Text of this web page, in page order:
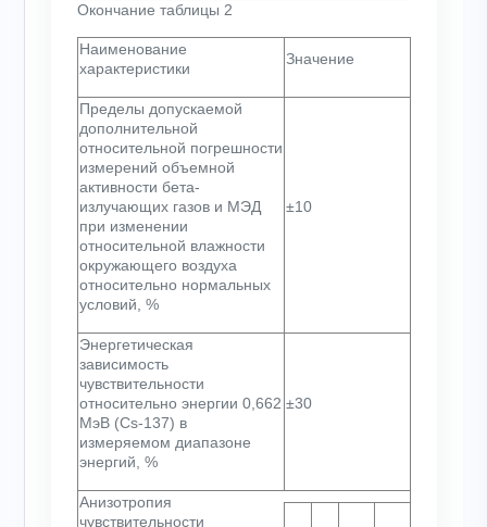
Окончание таблицы 2
Наименование
характеристики
Значение
Пределы допускаемой
дополнительной
относительной погрешности
измерений объемной
активности бета-
излучающих газов и МЭД
при изменении
относительной влажности
окружающего воздуха
относительно нормальных
условий, %
±10
Энергетическая
зависимость
чувствительности
относительно энергии 0,662
МэВ (Cs-137) в
измеряемом диапазоне
энергий, %
±30
Анизотропия
чувствительности